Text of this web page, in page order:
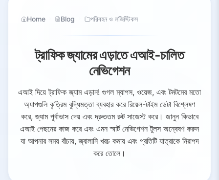
Home Blog পরিবহন ও লজিস্টিকস
ট্রাফিক জ্যামের এড়াতে এআই-চালিত
নেভিগেশন
এআই দিয়ে ট্রাফিক জ্যাম এড়ান! গুগল ম্যাপস, ওয়েজ, এবং টমটমের মতো
অ্যাপগুলি কৃত্রিম বুদ্ধিমত্তা ব্যবহার করে রিয়েল-টাইম ডেটা বিশ্লেষণ
করে, জ্যাম পূর্বাভাস দেয় এবং দ্রুততম রুট সাজেস্ট করে। জানুন কিভাবে
এআই পেছনের কাজ করে এবং এমন স্মার্ট নেভিগেশন টুলস অন্বেষণ করুন
যা আপনার সময় বাঁচায়, জ্বালানি খরচ কমায় এবং প্রতিটি যাত্রাকে নিরাপদ
করে তোলে।